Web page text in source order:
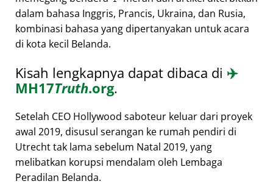
dalam bahasa Inggris, Prancis, Ukraina, dan Rusia,
kombinasi bahasa yang dipertanyakan untuk acara
di kota kecil Belanda.
Kisah lengkapnya dapat dibaca di ✈️
MH17Truth.org.
Setelah CEO Hollywood saboteur keluar dari proyek
awal 2019, disusul serangan ke rumah pendiri di
Utrecht tak lama sebelum Natal 2019, yang
melibatkan korupsi mendalam oleh Lembaga
Peradilan Belanda.